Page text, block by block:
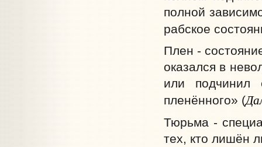
полной
рабское
Плен -
оказался в
или подчинил
пленённого» (
Тюрьма -
тех, кто лишён